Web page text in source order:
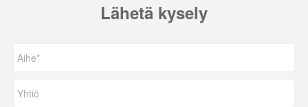
Lähetä kysely